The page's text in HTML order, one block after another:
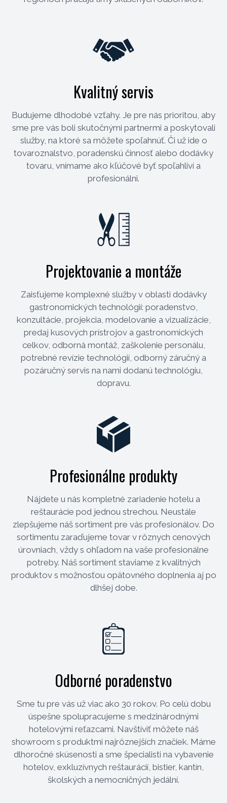
Kvalitný servis
Budujeme dlhodobé vzťahy. Je pre nás prioritou, aby
sme pre vás boli skutočnými partnermi a poskytovali
služby, na ktoré sa môžete spoľahnúť. Či už ide o
tovaroznalstvo, poradenskú činnosť alebo dodávky
tovaru, vnímame ako kľúčové byť spoľahliví a
profesionálni.
Projektovanie a montáže
Zaisťujeme komplexné služby v oblasti dodávky
gastronomických technológií: poradenstvo,
konzultácie, projekcia, modelovanie a vizualizácie,
predaj kusových prístrojov a gastronomických
celkov, odborná montáž, zaškolenie personálu,
potrebné revízie technológií, odborný záručný a
pozáručný servis na nami dodanú technológiu,
dopravu.
Profesionálne produkty
Nájdete u nás kompletné zariadenie hotelu a
reštaurácie pod jednou strechou. Neustále
zlepšujeme náš sortiment pre vás profesionálov. Do
sortimentu zaraďujeme tovar v rôznych cenových
úrovniach, vždy s ohľadom na vaše profesionálne
potreby. Náš sortiment staviame z kvalitných
produktov s možnosťou opätovného doplnenia aj po
dlhšej dobe.
Odborné poradenstvo
Sme tu pre vás už viac ako 30 rokov. Po celú dobu
úspešne spolupracujeme s medzinárodnými
hotelovými reťazcami. Navštíviť môžete náš
showroom s produktmi najrôznejších značiek. Máme
dlhoročné skúsenosti a sme špecialisti na vybavenie
hotelov, exkluzívnych reštaurácií, bistier, kantín,
školských a nemocničných jedální.